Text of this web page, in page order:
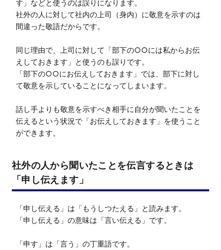
す」などと使うのは誤りになります。
社外の人に対して社内の上司（身内）に敬意を示すのは
間違った敬語だからです。
同じ理由で、上司に対して「部下の○○には私からお伝
えしておきます」と使うのも誤りです。
「部下の○○にお伝えしておきます」では、部下に対し
て敬意を示していることになってしまいます。
話し手よりも敬意を示すべき相手に自分が聞いたことを
伝えるという状況で「お伝えしておきます」を使うこと
ができます。
社外の人から聞いたことを伝言するときは
「申し伝えます」
「申し伝える」は「もうしつたえる」と読みます。
「申し伝える」の意味は「言い伝える」です。
「申す」は「言う」の丁重語です。